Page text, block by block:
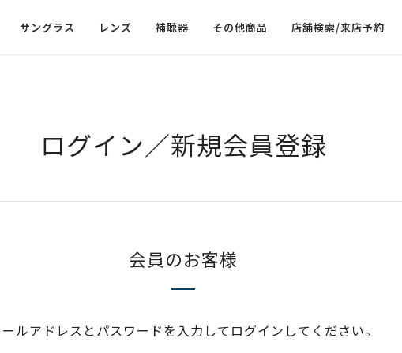
サングラス レンズ 補聴器 その他商品 店舗検索/来店予約
ログイン／新規会員登録
会員のお客様
ルアドレスとパスワードを入力してログインしてください。